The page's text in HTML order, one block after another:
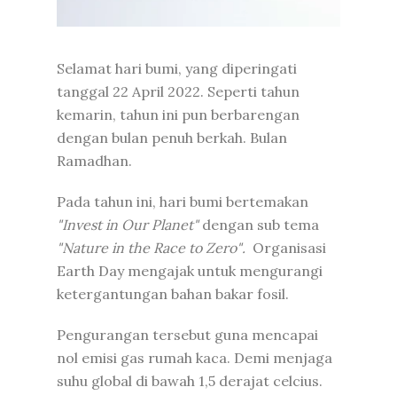
Selamat hari bumi, yang diperingati
tanggal 22 April 2022. Seperti tahun
kemarin, tahun ini pun berbarengan
dengan bulan penuh berkah. Bulan
Ramadhan.
Pada tahun ini, hari bumi bertemakan
"Invest in Our Planet"dengan sub tema
"Nature in the Race to Zero". Organisasi
Earth Day mengajak untuk mengurangi
ketergantungan bahan bakar fosil.
Pengurangan tersebut guna mencapai
nol emisi gas rumah kaca. Demi menjaga
suhu global di bawah 1,5 derajat celcius.